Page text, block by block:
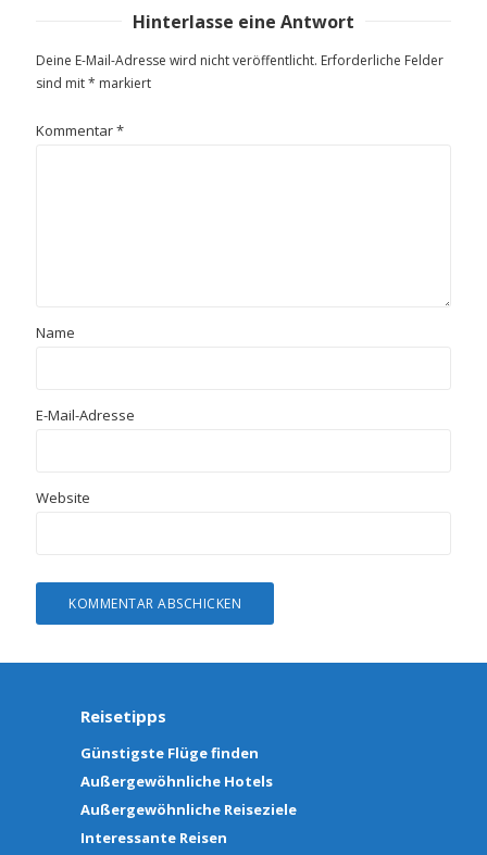
Hinterlasse eine Antwort
Deine E-Mail-Adresse wird nicht veröffentlicht. Erforderliche Felder
sind mit* markiert
Kommentar*
Name
E-Mail-Adresse
Website
Reisetipps
Günstigste Flüge finden
Außergewöhnliche Hotels
Außergewöhnliche Reiseziele
Interessante Reisen